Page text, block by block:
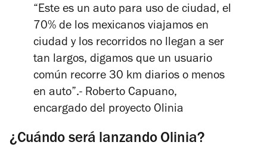
“Este es un auto para uso de ciudad, el
70% de los mexicanos viajamos en
ciudad y los recorridos no llegan a ser
tan largos, digamos que un usuario
común recorre 30 km diarios o menos
en auto”.- Roberto Capuano,
encargado del proyecto Olinia
¿Cuándo será lanzando Olinia?